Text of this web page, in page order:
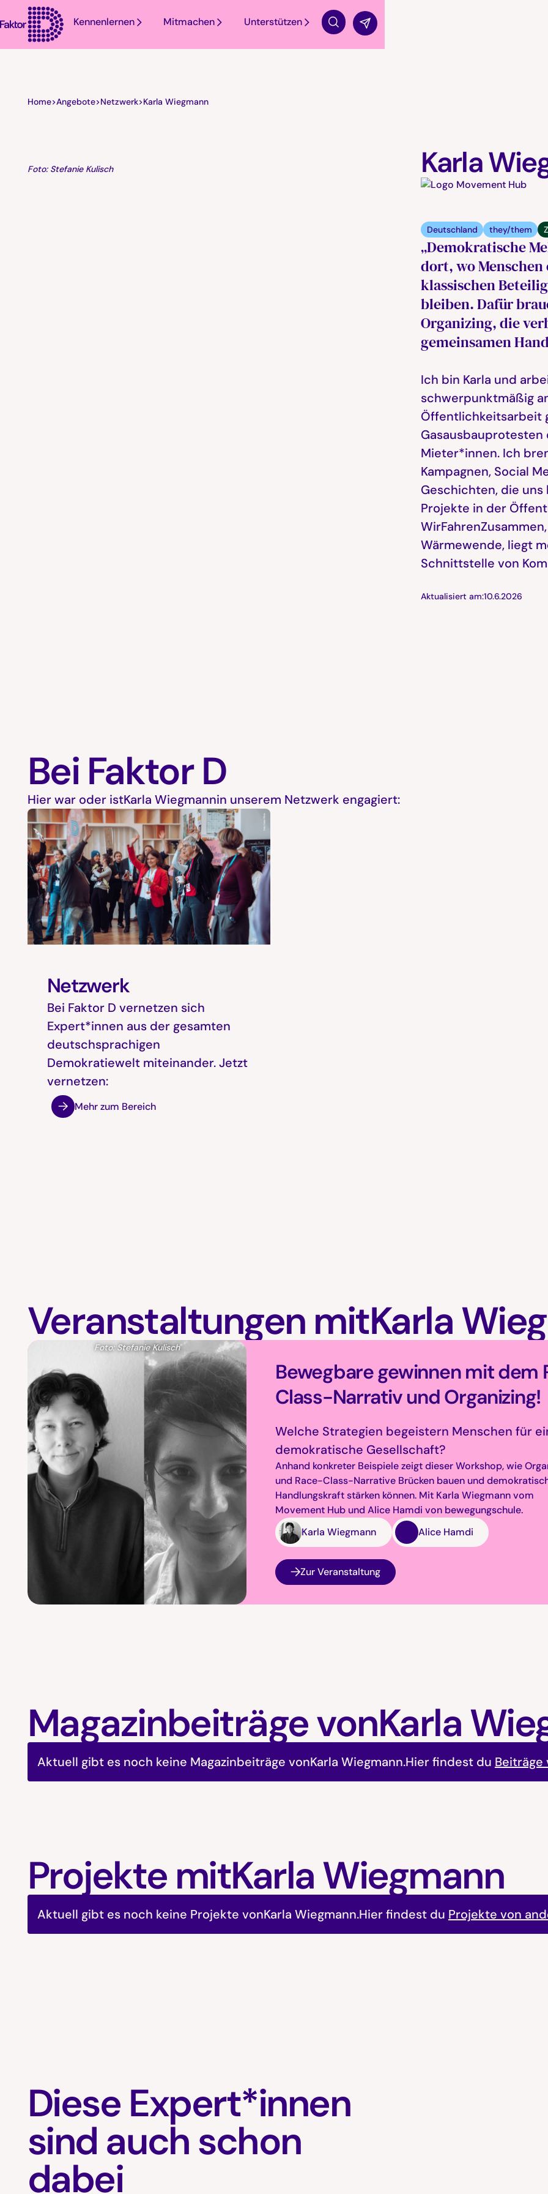
Kennenlernen Mitmachen Unterstützen
Suche
Home>Angebote>Netzwerk>Karla Wiegmann
Foto: Stefanie Kulisch Karla
Deutschland they/them
„Demokratische
dort, wo
klassischen
bleiben. Dafür
Organizing, die
gemeinsamen
Ich bin Karla und
schwerpunktmäßig
Öffentlichkeitsarbeit
Mieter*innen. Ich
Kampagnen, Social
Geschichten, die
Projekte in der
Wärmewende, liegt
Schnittstelle von
Aktualisiert am:10.6.2026
Bei Faktor D
Hier war oder istKarla Wiegmannin unserem Netzwerk engagiert:
Netzwerk
Bei Faktor D vernetzen sich
Expert*innen aus der gesamten
deutschsprachigen
Demokratiewelt miteinander. Jetzt
vernetzen:
Mehr zum Bereich
Veranstaltungen mitKarla
Foto: Stefanie Kulisch
Bewegbare gewinnen mit dem
Class-Narrativ und Organizing!
Welche Strategien begeistern Menschen für
demokratische Gesellschaft?
Anhand konkreter Beispiele zeigt dieser Workshop, wie
und Race-Class-Narrative Brücken bauen und
Handlungskraft stärken können. Mit Karla Wiegmann vom
Movement Hub und Alice Hamdi von bewegungschule.
Karla Wiegmann
Alice Hamdi
Zur Veranstaltung
Magazinbeiträge vonKarla
Aktuell gibt es noch keine Magazinbeiträge vonKarla Wiegmann.Hier findest du Beiträge
Projekte mitKarla Wiegmann
Aktuell gibt es noch keine Projekte vonKarla Wiegmann.Hier findest du Projekte von
Diese Expert*innen
sind auch schon
dabei